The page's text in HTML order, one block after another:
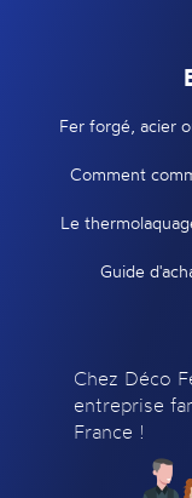
Fer forgé, acier
Comment
Le
Guide
Chez Déco
entreprise
France !